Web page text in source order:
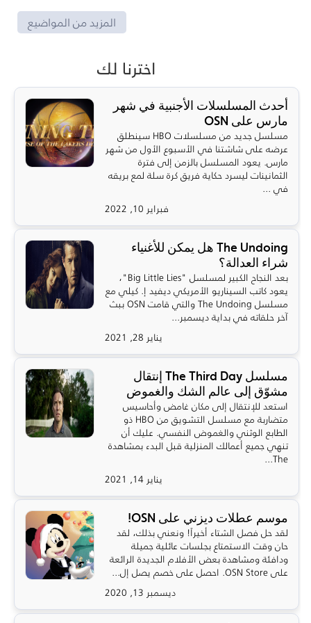
المزيد من المواضيع
اخترنا لك
أحدث المسلسلات الأجنبية في شهر
مارس على OSN
مسلسل جديد من مسلسلات HBO سينطلق
عرضه على شاشتنا في الأسبوع الأول من شهر
مارس. يعود المسلسل بالزمن إلى فترة
الثمانينات ليسرد حكاية فريق كرة سلة لمع بريقه
في ...
فبراير 10, 2022
The Undoing هل يمكن للأغنياء
شراء العدالة؟
بعد النجاح الكبير لمسلسل "Big Little Lies"،
يعود كاتب السيناريو الأمريكي ديفيد إ. كيلي مع
مسلسل The Undoing والتي قامت OSN ببث
آخر حلقاته في بداية ديسمبر...
يناير 28, 2021
مسلسل The Third Day إنتقال
مشوّق إلى عالم الشك والغموض
استعد للإنتقال إلى مكان غامض وأحاسيس
متضاربة مع مسلسل التشويق من HBO ذو
الطابع الوثني والغموض النفسي. عليك أن
تنهي جميع أعمالك المنزلية قبل البدء بمشاهدة
The...
يناير 14, 2021
موسم عطلات ديزني على OSN!
لقد حل فصل الشتاء أخيراً! ونعني بذلك، لقد
حان وقت الاستمتاع بجلسات عائلية جميلة
ودافئة ومشاهدة بعض الأفلام الجديدة الرائعة
على OSN Store. احصل على خصم يصل إل...
ديسمبر 13, 2020